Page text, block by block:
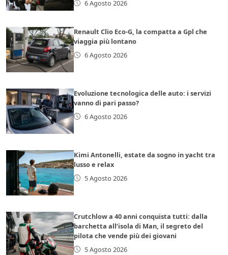
6 Agosto 2026
Renault Clio Eco-G, la compatta a Gpl che
viaggia più lontano
6 Agosto 2026
Evoluzione tecnologica delle auto: i servizi
vanno di pari passo?
6 Agosto 2026
Kimi Antonelli, estate da sogno in yacht tra
lusso e relax
5 Agosto 2026
Crutchlow a 40 anni conquista tutti: dalla
barchetta all’isola di Man, il segreto del
pilota che vende più dei giovani
5 Agosto 2026